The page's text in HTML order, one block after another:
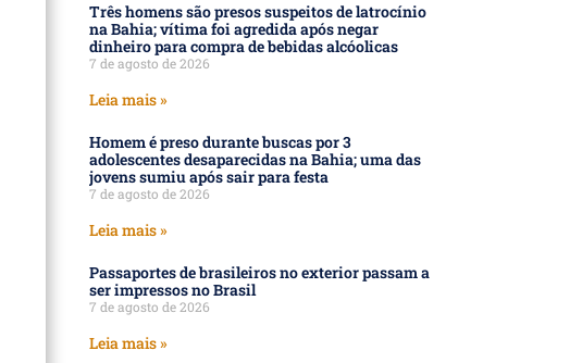
Três homens são presos suspeitos de latrocínio
na Bahia; vítima foi agredida após negar
dinheiro para compra de bebidas alcóolicas
7 de agosto de 2026
Leia mais »
Homem é preso durante buscas por 3
adolescentes desaparecidas na Bahia; uma das
jovens sumiu após sair para festa
7 de agosto de 2026
Leia mais »
Passaportes de brasileiros no exterior passam a
ser impressos no Brasil
7 de agosto de 2026
Leia mais »